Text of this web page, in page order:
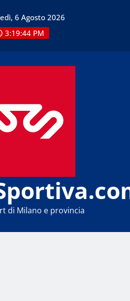
6 Agosto 2026
3:19:44 PM
di Milano e provincia